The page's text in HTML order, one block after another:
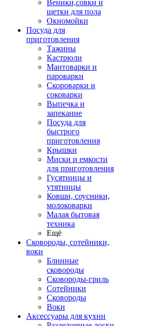
Веники,совки и
щетки для пола
Окномойки
Посуда для
приготовления
Тажины
Кастрюли
Мантоварки и
пароварки
Скороварки и
соковарки
Выпечка и
запекание
Посуда для
быстрого
приготовления
Крышки
Миски и емкости
для приготовления
Гусятницы и
утятницы
Ковши, соусники,
молоковарки
Малая бытовая
техника
Ещё
Сковороды, сотейники,
воки
Блинные
сковороды
Сковороды-гриль
Сотейники
Сковороды
Воки
Аксессуары для кухни